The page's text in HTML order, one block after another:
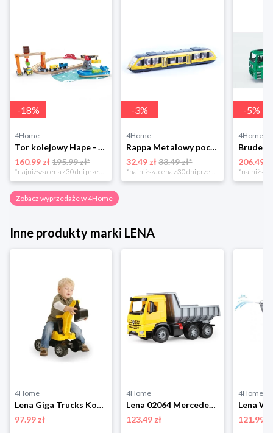
-18%
4Home
Tor kolejowy Hape - port z załadunkiem irozładunkiem
160.99 zł195.99 zł*
*najniższa cena z 30 dni przed obniżką
-3%
4Home
Rappa Metalowy pociąg regionalny RegioJet, 17 cm
32.49 zł 33.49 zł*
*najniższa cena z 30 dni przed obniżką
-5%
4Home
206.49 zł
Zobacz wyprzedaże w 4Home
Inne produkty marki LENA
4Home
Lena Giga Trucks Koparka żółto-czarny, 70 cm
97.99 zł
4Home
Lena 02064 Mercedes-Benz wywrotka samochodowa zblokadą bezpieczeństwa, 66 cm, 3-osiowa
123.49 zł
4Home
121.99 zł